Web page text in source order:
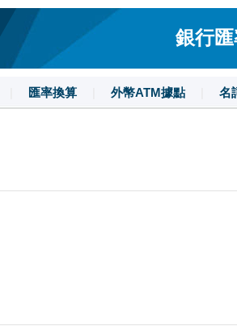
銀行
匯率換算 外幣ATM據點 名